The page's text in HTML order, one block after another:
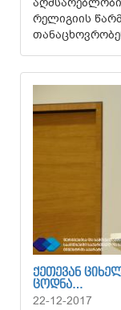
რელიგიის
ᲥᲔᲗᲔᲕᲐᲜ
ᲪᲝᲓᲜᲐ…
22-12-2017